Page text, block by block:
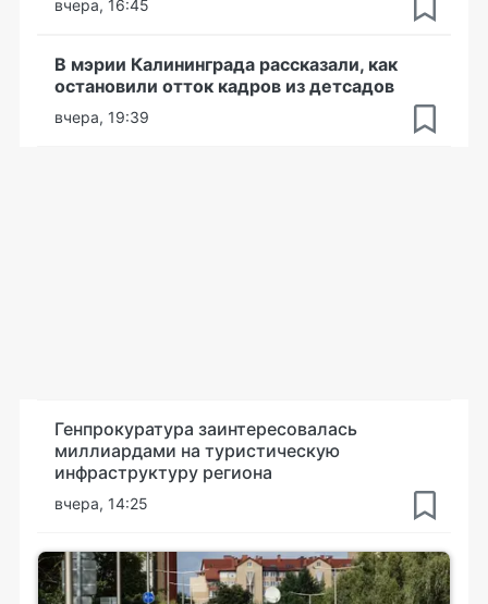
вчера, 16:45
В мэрии Калининграда рассказали, как
остановили отток кадров из детсадов
вчера, 19:39
Генпрокуратура заинтересовалась
миллиардами на туристическую
инфраструктуру региона
вчера, 14:25